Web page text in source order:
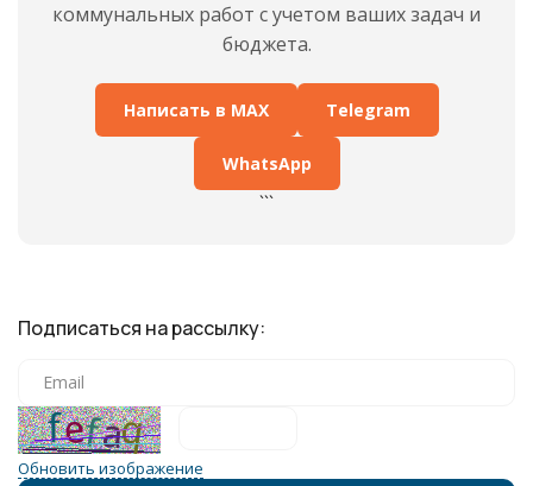
коммунальных работ с учетом ваших задач и
бюджета.
Написать в MAX Telegram
WhatsApp
```
Подписаться на рассылку:
Обновить изображение